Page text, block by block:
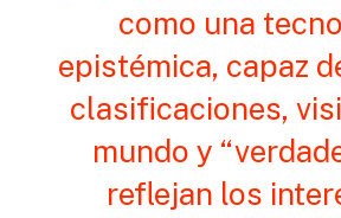
como una
epistémica, capaz
clasificaciones,
mundo y
reflejan los